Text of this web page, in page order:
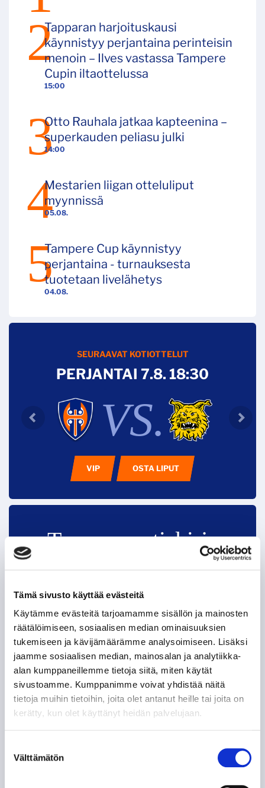
Tämä sivusto käyttää evästeitä
Käytämme evästeitä tarjoamamme sisällön ja mainosten
räätälöimiseen, sosiaalisen median ominaisuuksien
tukemiseen ja kävijämäärämme analysoimiseen. Lisäksi
jaamme sosiaalisen median, mainosalan ja analytiikka-
alan kumppaneillemme tietoja siitä, miten käytät
sivustoamme. Kumppanimme voivat yhdistää näitä
tietoja muihin tietoihin, joita olet antanut heille tai joita on
kerätty, kun olet käyttänyt heidän palvelujaan.
valinta
Välttämätön
15:00
Tapparan harjoituskausi
käynnistyy perjantaina perinteisin
menoin – Ilves vastassa Tampere
Cupin iltaottelussa
14:00
Otto Rauhala jatkaa kapteenina –
superkauden peliasu julki
05.08.
Mestarien liigan otteluliput
myynnissä
04.08.
Tampere Cup käynnistyy
perjantaina - turnauksesta
tuotetaan livelähetys
SEURAAVAT KOTIOTTELUT
PERJANTAI 7.8. 18:30
VS.
VIP OSTA LIPUT
Tappara uutiskirje
Olen lukenuttietosuojaselosteenja hyväksyn
henkilötietojeni käsittelyn
TILAA SÄHKÖPOSTIISI